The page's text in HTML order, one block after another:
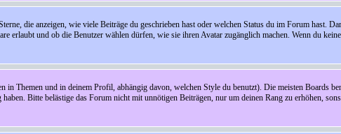
die anzeigen, wie viele Beiträge du geschrieben hast oder welchen Status du im Forum hast.
und ob die Benutzer wählen dürfen, wie sie ihren Avatar zugänglich machen. Wenn du
Themen und in deinem Profil, abhängig davon, welchen Style du benutzt). Die meisten Boards
Bitte belästige das Forum nicht mit unnötigen Beiträgen, nur um deinen Rang zu erhöhen,